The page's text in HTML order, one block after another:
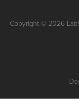
Copyright © 2026